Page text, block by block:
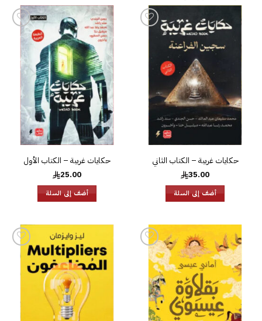
الرغبات
حكايات غريبة – الكتاب الثاني
35.00
أضف إلى السلة
إضافة
قائمة
الرغبات
حكايات غريبة – الكتاب الأول
25.00
أضف إلى السلة
إضافة
إلى
قائمة
الرغبات